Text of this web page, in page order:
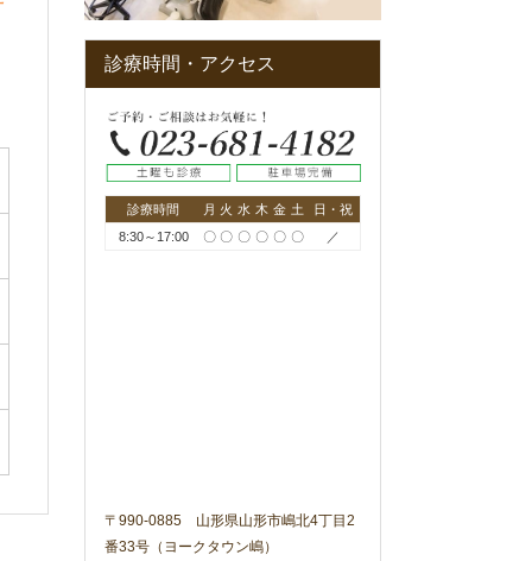
診療時間・アクセス
診療時間 月 火 水 木 金 土
日・祝
8:30～17:00
〇 〇 〇 〇 〇 〇 ／
〒990-0885 山形県山形市嶋北4丁目2
番33号（ヨークタウン嶋）